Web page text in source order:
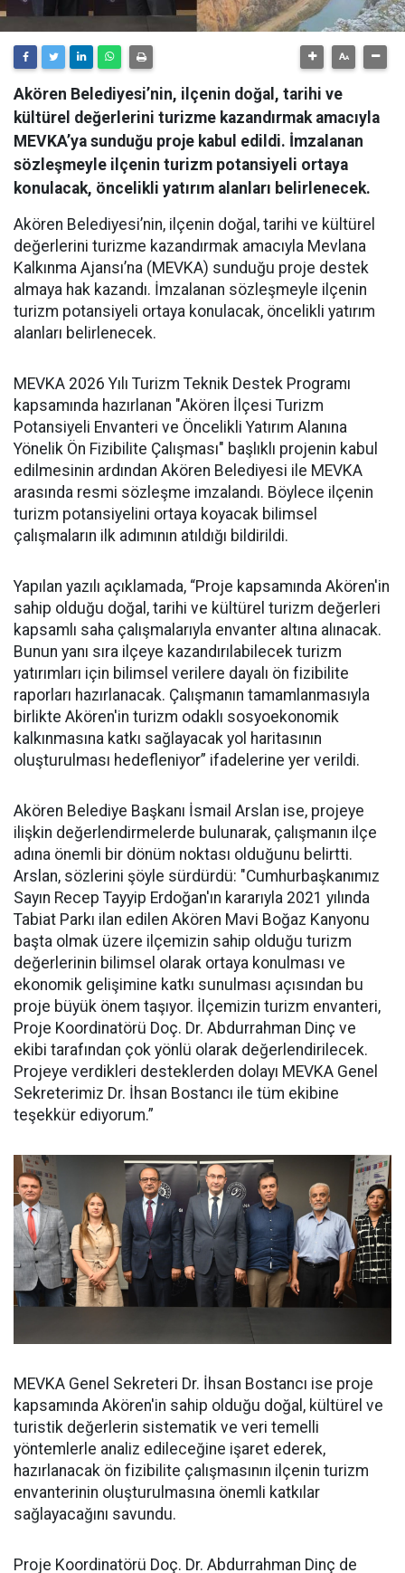
Akören Belediyesi’nin, ilçenin doğal, tarihi ve
kültürel değerlerini turizme kazandırmak amacıyla
MEVKA’ya sunduğu proje kabul edildi. İmzalanan
sözleşmeyle ilçenin turizm potansiyeli ortaya
konulacak, öncelikli yatırım alanları belirlenecek.
Akören Belediyesi’nin, ilçenin doğal, tarihi ve kültürel
değerlerini turizme kazandırmak amacıyla Mevlana
Kalkınma Ajansı’na (MEVKA) sunduğu proje destek
almaya hak kazandı. İmzalanan sözleşmeyle ilçenin
turizm potansiyeli ortaya konulacak, öncelikli yatırım
alanları belirlenecek.
MEVKA 2026 Yılı Turizm Teknik Destek Programı
kapsamında hazırlanan "Akören İlçesi Turizm
Potansiyeli Envanteri ve Öncelikli Yatırım Alanına
Yönelik Ön Fizibilite Çalışması" başlıklı projenin kabul
edilmesinin ardından Akören Belediyesi ile MEVKA
arasında resmi sözleşme imzalandı. Böylece ilçenin
turizm potansiyelini ortaya koyacak bilimsel
çalışmaların ilk adımının atıldığı bildirildi.
Yapılan yazılı açıklamada, “Proje kapsamında Akören'in
sahip olduğu doğal, tarihi ve kültürel turizm değerleri
kapsamlı saha çalışmalarıyla envanter altına alınacak.
Bunun yanı sıra ilçeye kazandırılabilecek turizm
yatırımları için bilimsel verilere dayalı ön fizibilite
raporları hazırlanacak. Çalışmanın tamamlanmasıyla
birlikte Akören'in turizm odaklı sosyoekonomik
kalkınmasına katkı sağlayacak yol haritasının
oluşturulması hedefleniyor” ifadelerine yer verildi.
Akören Belediye Başkanı İsmail Arslan ise, projeye
ilişkin değerlendirmelerde bulunarak, çalışmanın ilçe
adına önemli bir dönüm noktası olduğunu belirtti.
Arslan, sözlerini şöyle sürdürdü: "Cumhurbaşkanımız
Sayın Recep Tayyip Erdoğan'ın kararıyla 2021 yılında
Tabiat Parkı ilan edilen Akören Mavi Boğaz Kanyonu
başta olmak üzere ilçemizin sahip olduğu turizm
değerlerinin bilimsel olarak ortaya konulması ve
ekonomik gelişimine katkı sunulması açısından bu
proje büyük önem taşıyor. İlçemizin turizm envanteri,
Proje Koordinatörü Doç. Dr. Abdurrahman Dinç ve
ekibi tarafından çok yönlü olarak değerlendirilecek.
Projeye verdikleri desteklerden dolayı MEVKA Genel
Sekreterimiz Dr. İhsan Bostancı ile tüm ekibine
teşekkür ediyorum.”
MEVKA Genel Sekreteri Dr. İhsan Bostancı ise proje
kapsamında Akören'in sahip olduğu doğal, kültürel ve
turistik değerlerin sistematik ve veri temelli
yöntemlerle analiz edileceğine işaret ederek,
hazırlanacak ön fizibilite çalışmasının ilçenin turizm
envanterinin oluşturulmasına önemli katkılar
sağlayacağını savundu.
Proje Koordinatörü Doç. Dr. Abdurrahman Dinç de